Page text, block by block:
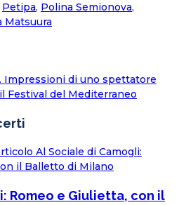
Petipa, Polina Semionova,
Matsuura
Impressioni di uno spettatore
Festival del Mediterraneo
Romeo e Giulietta, con il